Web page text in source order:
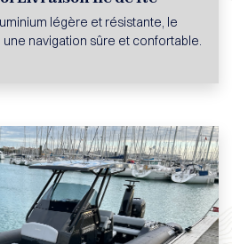
légère et résistante, le
navigation sûre et confortable.